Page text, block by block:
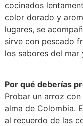
cocinados
color dorado y
lugares, se
sirve con pescado
los sabores del
Por qué deberías
Probar un arroz
alma de Colombia.
al recuerdo de las